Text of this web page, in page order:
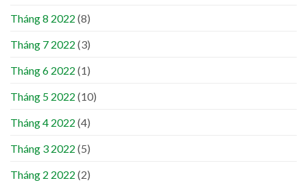
Tháng 8 2022 (8)
Tháng 7 2022 (3)
Tháng 6 2022 (1)
Tháng 5 2022 (10)
Tháng 4 2022 (4)
Tháng 3 2022 (5)
Tháng 2 2022 (2)